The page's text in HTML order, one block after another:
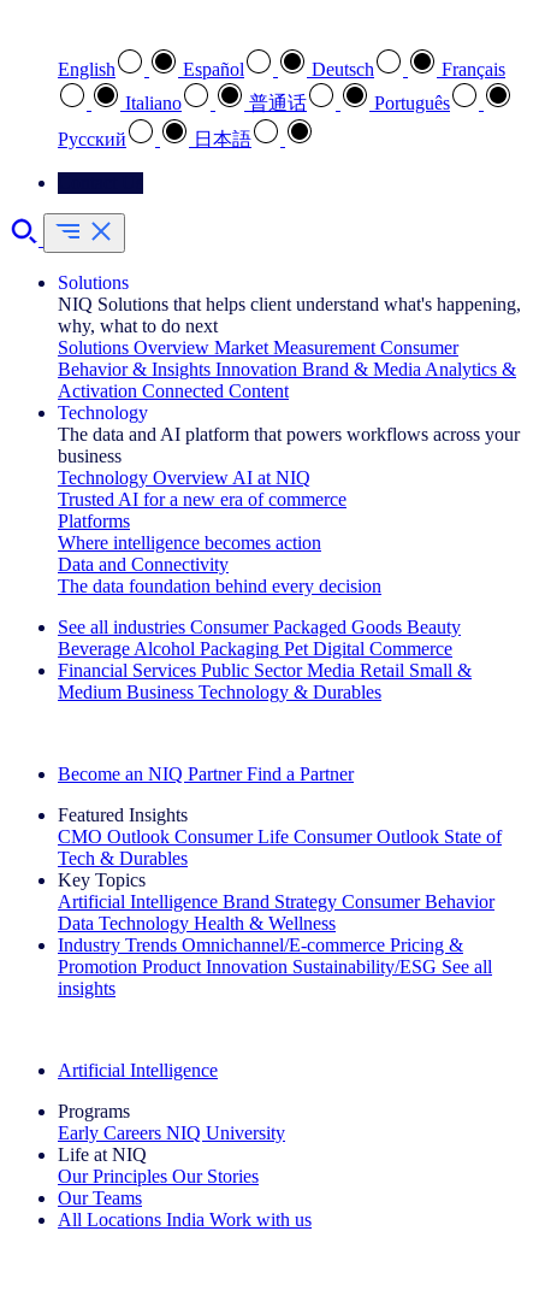
English Español Deutsch
Français
Italiano
普通话
Português
Pусский
日本語
Solutions
NIQ Solutions that helps client understand what's happening,
why, what to do next
Solutions Overview Market Measurement Consumer
Behavior & Insights Innovation Brand & Media Analytics &
Activation Connected Content
Technology
The data and AI platform that powers workflows across your
business
Technology Overview AI at NIQ
Trusted AI for a new era of commerce
Platforms
Where intelligence becomes action
Data and Connectivity
The data foundation behind every decision
See all industries Consumer Packaged Goods Beauty
Beverage Alcohol Packaging Pet Digital Commerce
Financial Services Public Sector Media Retail Small &
Medium Business Technology & Durables
Become an NIQ Partner Find a Partner
Featured Insights
CMO Outlook Consumer Life Consumer Outlook State of
Tech & Durables
Key Topics
Artificial Intelligence Brand Strategy Consumer Behavior
Data Technology Health & Wellness
Industry Trends Omnichannel/E-commerce Pricing &
Promotion Product Innovation Sustainability/ESG See all
insights
Artificial Intelligence
Programs
Early Careers NIQ University
Life at NIQ
Our Principles Our Stories
Our Teams
All Locations India Work with us